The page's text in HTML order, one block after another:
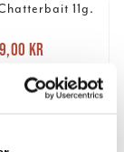
11g.
pris
Tidigare pris
89,00 kr
kr
I LAGER.